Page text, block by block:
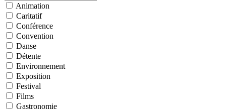
Animation
Caritatif
Conférence
Convention
Danse
Détente
Environnement
Exposition
Festival
Films
Gastronomie